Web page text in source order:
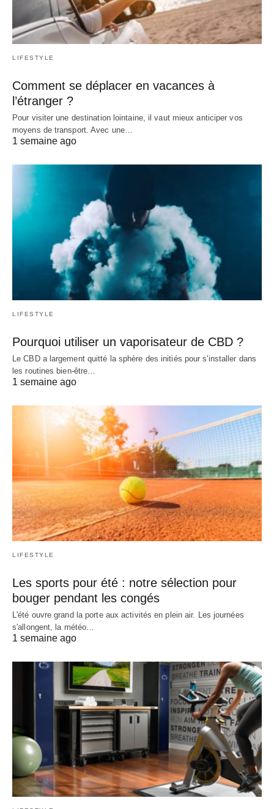
LIFESTYLE
Comment se déplacer en vacances à
l’étranger ?
Pour visiter une destination lointaine, il vaut mieux anticiper vos
moyens de transport. Avec une…
1 semaine ago
LIFESTYLE
Pourquoi utiliser un vaporisateur de CBD ?
Le CBD a largement quitté la sphère des initiés pour s'installer dans
les routines bien-être…
1 semaine ago
LIFESTYLE
Les sports pour été : notre sélection pour
bouger pendant les congés
L'été ouvre grand la porte aux activités en plein air. Les journées
s'allongent, la météo…
1 semaine ago